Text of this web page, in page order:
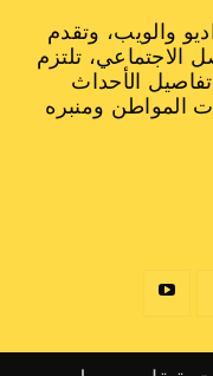
والويب، وتقدم
الاجتماعي، تلتزم
الأحداث
المواطن ومنبره